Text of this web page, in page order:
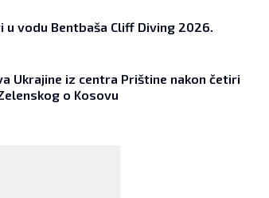
povratak u Pariz: Lucas Digne
na Poljudu sudi Nijemac
po lijepom potezu: Prvi je
u vodu Bentbaša Cliff Diving 2026.
Ukrajine iz centra Prištine nakon četiri
o Kosovu